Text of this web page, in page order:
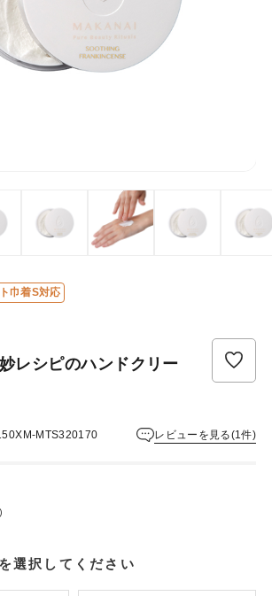
巾着S対応
レシピのハンドクリー
MTS320170 レビューを見る(1件)
選択してください